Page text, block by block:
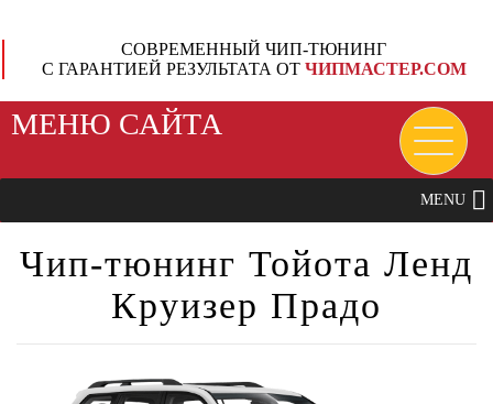
СОВРЕМЕННЫЙ ЧИП-ТЮНИНГ
С ГАРАНТИЕЙ РЕЗУЛЬТАТА ОТ ЧИПМАСТЕР.СОМ
MENU
МЕНЮ САЙТА
Чип-тюнинг Тойота Ленд
Круизер Прадо